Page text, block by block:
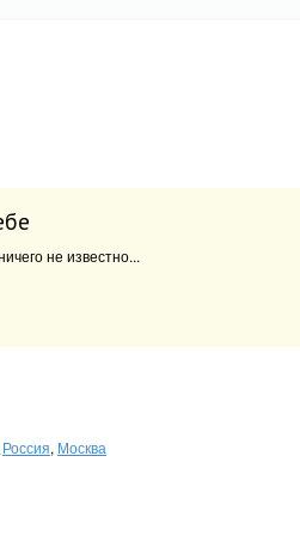
не известно...
Россия, Москва